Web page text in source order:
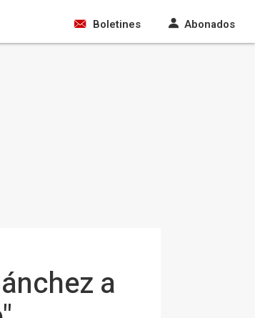
Boletines Abonados
a